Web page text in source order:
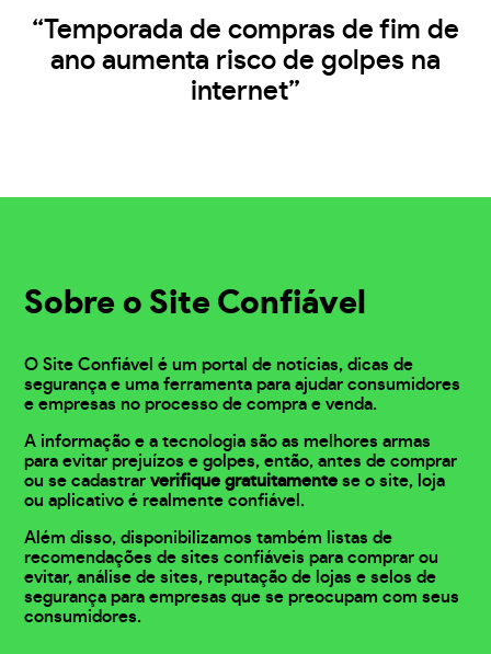
“Temporada de compras de fim de
ano aumenta risco de golpes na
internet”
Sobre o Site Confiável
O Site Confiável é um portal de notícias, dicas de
segurança e uma ferramenta para ajudar consumidores
e empresas no processo de compra e venda.
A informação e a tecnologia são as melhores armas
para evitar prejuízos e golpes, então, antes de comprar
ou se cadastrarverifique gratuitamente se o site, loja
ou aplicativo é realmente confiável.
Além disso, disponibilizamos também listas de
recomendações de sites confiáveis para comprar ou
evitar, análise de sites, reputação de lojas e selos de
segurança para empresas que se preocupam com seus
consumidores.